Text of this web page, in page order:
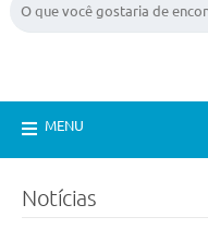
MENU
Notícias